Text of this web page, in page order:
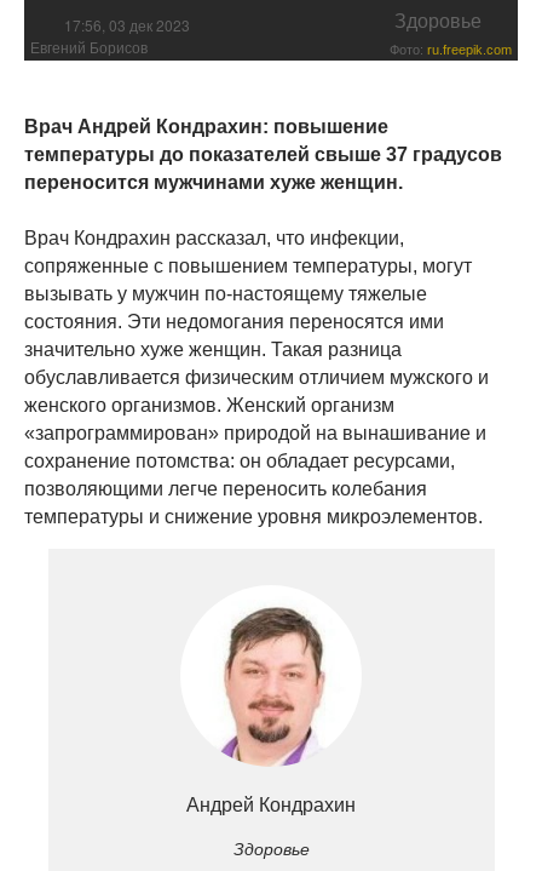
17:56, 03 дек 2023 Здоровье
Евгений Борисов Фото: ru.freepik.com
Врач Андрей Кондрахин: повышение
температуры до показателей свыше 37 градусов
переносится мужчинами хуже женщин.
Врач Кондрахин рассказал, что инфекции,
сопряженные с повышением температуры, могут
вызывать у мужчин по-настоящему тяжелые
состояния. Эти недомогания переносятся ими
значительно хуже женщин. Такая разница
обуславливается физическим отличием мужского и
женского организмов. Женский организм
«запрограммирован» природой на вынашивание и
сохранение потомства: он обладает ресурсами,
позволяющими легче переносить колебания
температуры и снижение уровня микроэлементов.
Андрей Кондрахин
Здоровье